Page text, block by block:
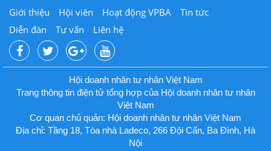
Giới thiệu Hội viên Hoạt động VPBA
Tin tức
Diễn đàn
Tư vấn Liên hệ
Hội doanh nhân tư nhân Việt Nam
Trang thông tin điện tử tổng hợp của Hội doanh nhân tư nhân
Việt Nam
Cơ quan chủ quản: Hội doanh nhân tư nhân Việt Nam
Địa chỉ: Tầng 18, Tòa nhà Ladeco, 266 Đội Cấn, Ba Đình, Hà
Nội